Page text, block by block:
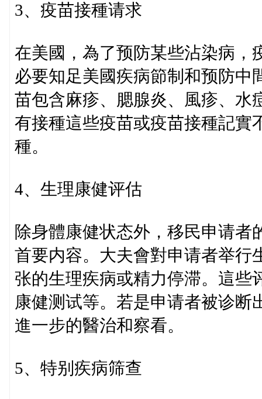
3、疫苗接種请求
在美國，為了预防某些沾染病，
必要知足美國疾病節制和预防中
苗包含麻疹、腮腺炎、風疹、水
有接種這些疫苗或疫苗接種記實
種。
4、生理康健评估
除身體康健状态外，移民申请者
首要内容。大夫會對申请者举行
张的生理疾病或精力停滞。這些
康健测试等。若是申请者被诊断
進一步的醫治和察看。
5、特别疾病筛查